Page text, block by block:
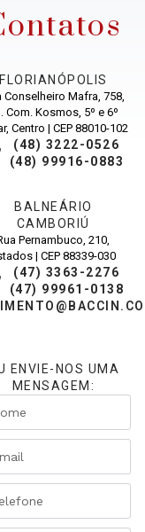
FLORIANÓPOLIS
Conselheiro Mafra, 758,
Com. Kosmos, 5º e 6º
Centro | CEP 88010-102
(48) 3222-0526
(48) 99916-0883
BALNEÁRIO
CAMBORIÚ
Pernambuco, 210,
| CEP 88339-030
(47) 3363-2276
(47) 99961-0138
ENVIE-NOS UMA
MENSAGEM: